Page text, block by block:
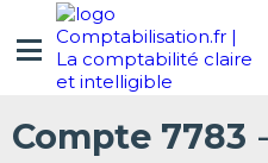
Compte 7783